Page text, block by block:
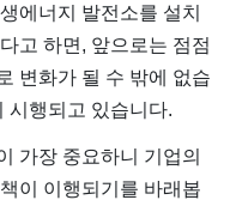
에너지 발전소를 설치
고 하면, 앞으로는 점점
변화가 될 수 밖에 없습
시행되고 있습니다.
가장 중요하니 기업의
이 이행되기를 바래봅